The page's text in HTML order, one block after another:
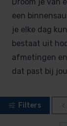
een
je elke dag
bestaat uit
afmetingen
dat past bij
Filters